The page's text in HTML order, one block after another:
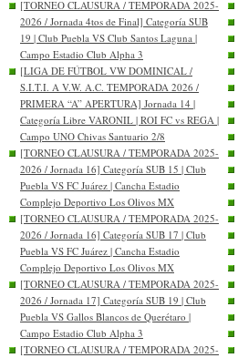
[TORNEO CLAUSURA / TEMPORADA 2025-
2026 / Jornada 4tos de Final] Categoría SUB
19 | Club Puebla VS Club Santos Laguna |
Campo Estadio Club Alpha 3
[LIGA DE FÚTBOL VW DOMINICAL /
S.I.T.I. A V.W. A.C. TEMPORADA 2026 /
PRIMERA “A” APERTURA] Jornada 14 |
Categoría Libre VARONIL | ROI FC vs REGA |
Campo UNO Chivas Santuario 2/8
[TORNEO CLAUSURA / TEMPORADA 2025-
2026 / Jornada 16] Categoría SUB 15 | Club
Puebla VS FC Juárez | Cancha Estadio
Complejo Deportivo Los Olivos MX
[TORNEO CLAUSURA / TEMPORADA 2025-
2026 / Jornada 16] Categoría SUB 17 | Club
Puebla VS FC Juárez | Cancha Estadio
Complejo Deportivo Los Olivos MX
[TORNEO CLAUSURA / TEMPORADA 2025-
2026 / Jornada 17] Categoría SUB 19 | Club
Puebla VS Gallos Blancos de Querétaro |
Campo Estadio Club Alpha 3
[TORNEO CLAUSURA / TEMPORADA 2025-